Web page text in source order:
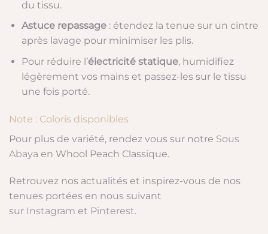
du tissu.
Astuce repassage: étendez la tenue sur un cintre
après lavage pour minimiser les plis.
Pour réduire l’électricité statique, humidifiez
légèrement vos mains et passez-les sur le tissu
une fois porté.
Note : Coloris disponibles
Pour plus de variété, rendez vous sur notre Sous
Abaya en Whool Peach Classique.
Retrouvez nos actualités et inspirez-vous de nos
tenues portées en nous suivant
sur Instagram et Pinterest.